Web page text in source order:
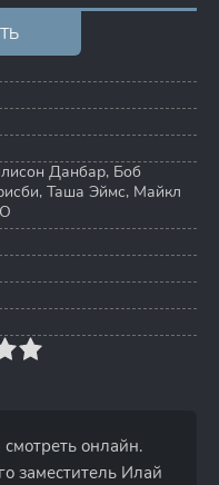
Данбар, Боб
, Таша Эймс, Майкл
онлайн.
заместитель Илай